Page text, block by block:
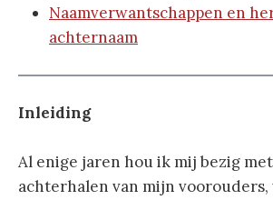
Naamverwantschappen en
achternaam
Inleiding
Al enige jaren hou ik mij bezig
achterhalen van mijn voorouders,